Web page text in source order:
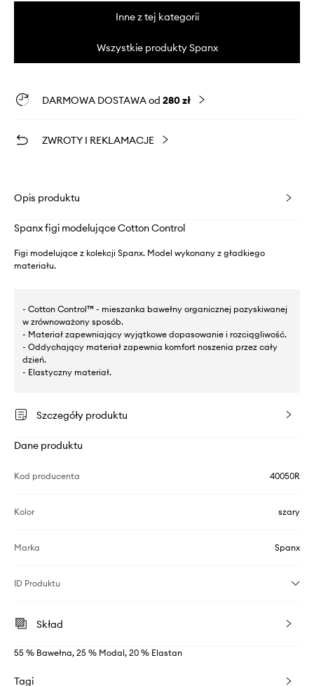
Inne z tej kategorii
Wszystkie produkty Spanx
DARMOWA DOSTAWA od 280 zł
ZWROTY I REKLAMACJE
Opis produktu
Spanx figi modelujące Cotton Control
Figi modelujące z kolekcji Spanx. Model wykonany z gładkiego
materiału.
- Cotton Control™ - mieszanka bawełny organicznej pozyskiwanej
w zrównoważony sposób.
- Materiał zapewniający wyjątkowe dopasowanie i rozciągliwość.
- Oddychający materiał zapewnia komfort noszenia przez cały
dzień.
- Elastyczny materiał.
Szczegóły produktu
Dane produktu
Kod producenta 40050R
Kolor szary
Marka Spanx
ID Produktu
Skład
55 % Bawełna, 25 % Modal, 20 % Elastan
Tagi